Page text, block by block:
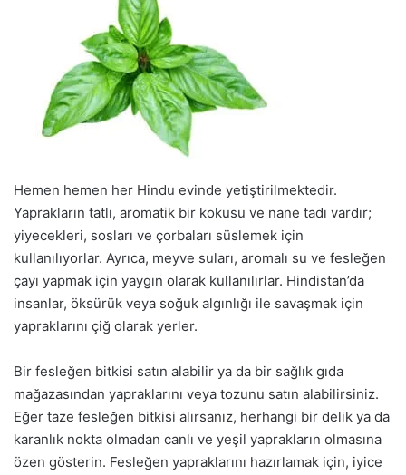
Hemen hemen her Hindu evinde yetiştirilmektedir.
Yaprakların tatlı, aromatik bir kokusu ve nane tadı vardır;
yiyecekleri, sosları ve çorbaları süslemek için
kullanılıyorlar. Ayrıca, meyve suları, aromalı su ve fesleğen
çayı yapmak için yaygın olarak kullanılırlar. Hindistan’da
insanlar, öksürük veya soğuk algınlığı ile savaşmak için
yapraklarını çiğ olarak yerler.
Bir fesleğen bitkisi satın alabilir ya da bir sağlık gıda
mağazasından yapraklarını veya tozunu satın alabilirsiniz.
Eğer taze fesleğen bitkisi alırsanız, herhangi bir delik ya da
karanlık nokta olmadan canlı ve yeşil yaprakların olmasına
özen gösterin. Fesleğen yapraklarını hazırlamak için, iyice